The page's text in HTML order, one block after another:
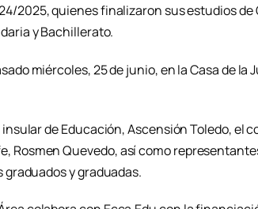
2025, quienes finalizaron sus estudios de
y Bachillerato.
miércoles, 25 de junio, en la Casa de la
de Educación, Ascensión Toledo, el
Rosmen Quevedo, así como
y graduadas.